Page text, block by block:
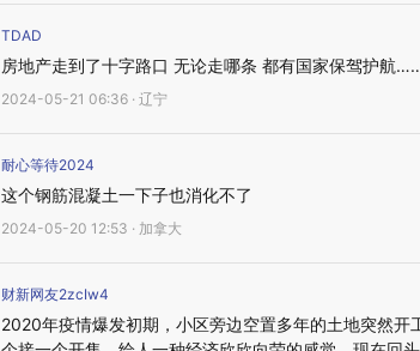
TDAD
房地产走到了十字路口 无论走哪条 都有国家保驾护航
2024-05-21 06:36 · 辽宁
耐心等待2024
这个钢筋混凝土一下子也消化不了
2024-05-20 12:53 · 加拿大
财新网友2zcIw4
2020年疫情爆发初期，小区旁边空置多年的土地突然开